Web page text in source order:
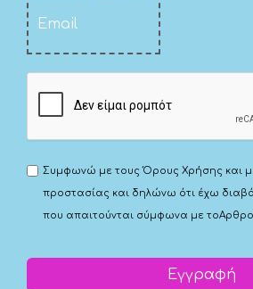
Συμφωνώ με τουςΌρους Χρήσης και
προστασίας και δηλώνω ότι έχω
που απαιτούνται σύμφωνα με το
Εγγραφή